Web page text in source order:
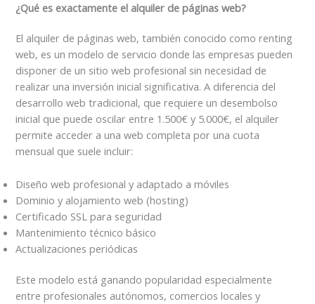
¿Qué es exactamente el alquiler de páginas web?
El alquiler de páginas web, también conocido como renting
web, es un modelo de servicio donde las empresas pueden
disponer de un sitio web profesional sin necesidad de
realizar una inversión inicial significativa. A diferencia del
desarrollo web tradicional, que requiere un desembolso
inicial que puede oscilar entre 1.500€ y 5.000€, el alquiler
permite acceder a una web completa por una cuota
mensual que suele incluir:
Diseño web profesional y adaptado a móviles
Dominio y alojamiento web (hosting)
Certificado SSL para seguridad
Mantenimiento técnico básico
Actualizaciones periódicas
Este modelo está ganando popularidad especialmente
entre profesionales autónomos, comercios locales y